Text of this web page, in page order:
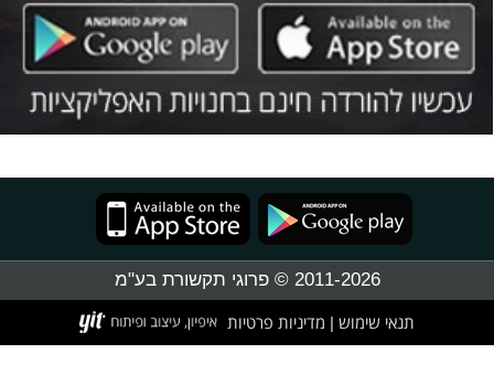
2011-2026 © פרוגי תקשורת בע"מ
תנאי שימוש מדיניות פרטיות